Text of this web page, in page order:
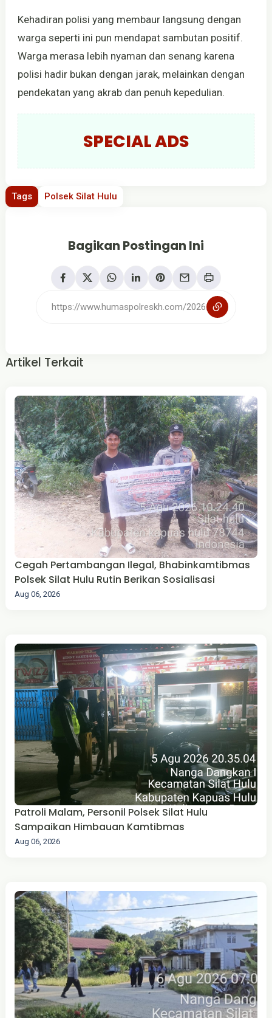
Kehadiran polisi yang membaur langsung dengan
warga seperti ini pun mendapat sambutan positif.
Warga merasa lebih nyaman dan senang karena
polisi hadir bukan dengan jarak, melainkan dengan
pendekatan yang akrab dan penuh kepedulian.
SPECIAL ADS
Tags Polsek Silat Hulu
Bagikan Postingan Ini
Artikel Terkait
Cegah Pertambangan Ilegal, Bhabinkamtibmas
Polsek Silat Hulu Rutin Berikan Sosialisasi
Aug 06, 2026
Patroli Malam, Personil Polsek Silat Hulu
Sampaikan Himbauan Kamtibmas
Aug 06, 2026